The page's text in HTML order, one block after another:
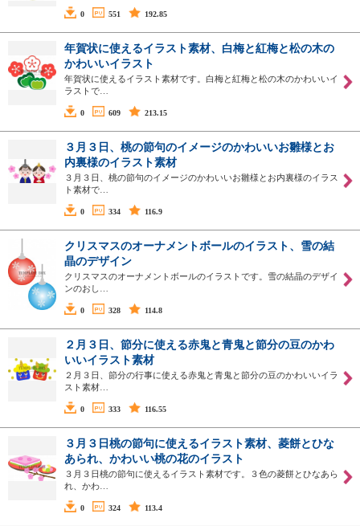
0 551 192.85
年賀状に使えるイラスト素材、白梅と紅梅と松の木の
かわいいイラスト
年賀状に使えるイラスト素材です。白梅と紅梅と松の木のかわいいイ
ラストで…
0 609 213.15
３月３日、桃の節句のイメージのかわいいお雛様とお
内裏様のイラスト素材
３月３日、桃の節句のイメージのかわいいお雛様とお内裏様のイラス
ト素材で…
0 334 116.9
クリスマスのオーナメントボールのイラスト、雪の結
晶のデザイン
クリスマスのオーナメントボールのイラストです。雪の結晶のデザイ
ンのおし…
0 328 114.8
２月３日、節分に使える赤鬼と青鬼と節分の豆のかわ
いいイラスト素材
２月３日、節分の行事に使える赤鬼と青鬼と節分の豆のかわいいイラ
スト素材…
0 333 116.55
３月３日桃の節句に使えるイラスト素材、菱餅とひな
あられ、かわいい桃の花のイラスト
３月３日桃の節句に使えるイラスト素材です。３色の菱餅とひなあら
れ、かわ…
0 324 113.4